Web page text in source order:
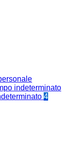
indeterminato
4